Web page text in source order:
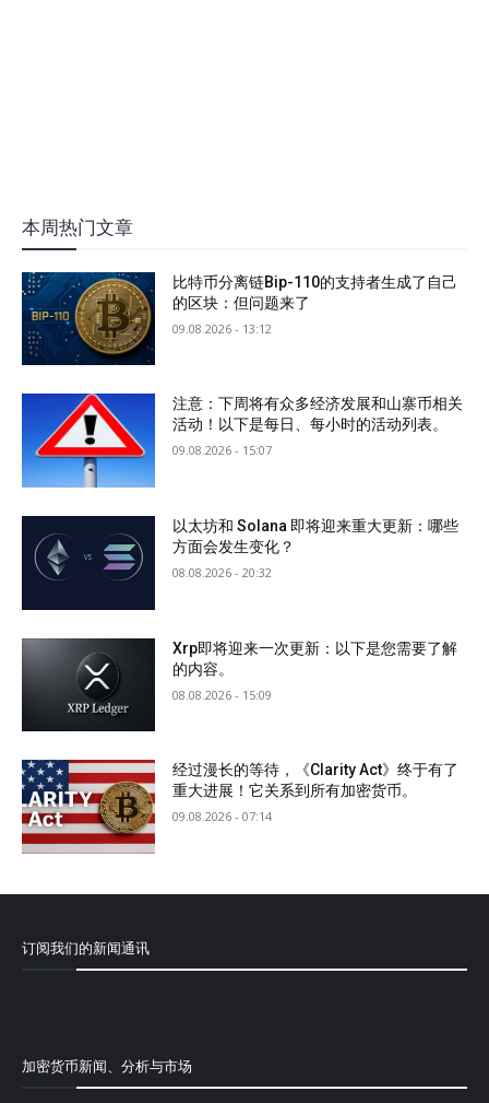
本周热门文章
比特币分离链Bip-110的支持者生成了自己
的区块：但问题来了
09.08.2026 - 13:12
注意：下周将有众多经济发展和山寨币相关
活动！以下是每日、每小时的活动列表。
09.08.2026 - 15:07
以太坊和 Solana 即将迎来重大更新：哪些
方面会发生变化？
08.08.2026 - 20:32
Xrp即将迎来一次更新：以下是您需要了解
的内容。
08.08.2026 - 15:09
经过漫长的等待，《Clarity Act》终于有了
重大进展！它关系到所有加密货币。
09.08.2026 - 07:14
订阅我们的新闻通讯
加密货币新闻、分析与市场